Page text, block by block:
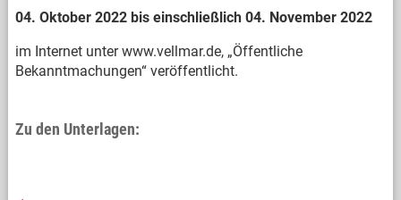
04. Oktober 2022 bis einschließlich 04. November 2022
im Internet unter www.vellmar.de, „Öffentliche
Bekanntmachungen“ veröffentlicht.
Zu den Unterlagen: